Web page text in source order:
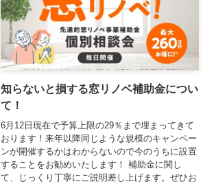
知らないと損する窓リノベ補助金につい
て！
6月12日現在で予算上限の29％まで埋まってきて
おります！来年以降同じような規模のキャンペー
ンが開催するかはわからないので今のうちに設置
することをお勧めいたします！ 補助金に関し
て、じっくり丁寧にご説明差し上げます。ぜひお